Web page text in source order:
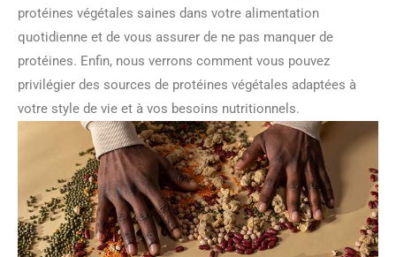
protéines végétales saines dans votre alimentation
quotidienne et de vous assurer de ne pas manquer de
protéines. Enfin, nous verrons comment vous pouvez
privilégier des sources de protéines végétales adaptées à
votre style de vie et à vos besoins nutritionnels.